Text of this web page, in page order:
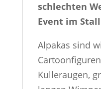
schlechten
Event im
Alpakas sind
Kulleraugen,